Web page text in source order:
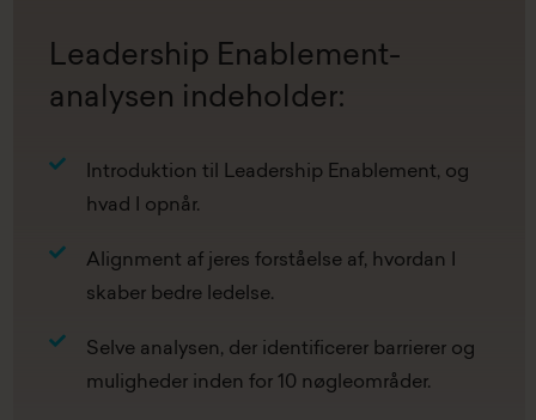
Leadership Enablement-
analysen indeholder:
Introduktion til Leadership Enablement, og
hvad I opnår.
Alignment af jeres forståelse af, hvordan I
skaber bedre ledelse.
Selve analysen, der identificerer barrierer og
muligheder inden for 10 nøgleområder.